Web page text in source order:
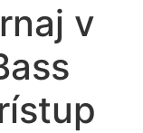
v